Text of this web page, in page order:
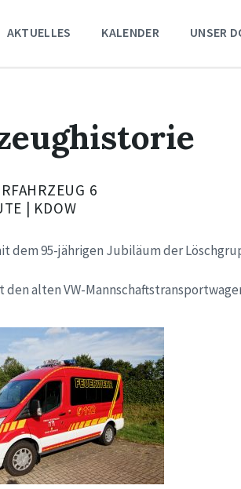
AKTUELLES KALENDER UNSER
6
| KDOW
dem 95-jährigen Jubiläum der
den alten VW-